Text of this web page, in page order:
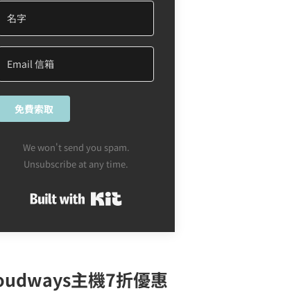
免費索取
We won't send you spam.
Unsubscribe at any time.
主機7折優惠